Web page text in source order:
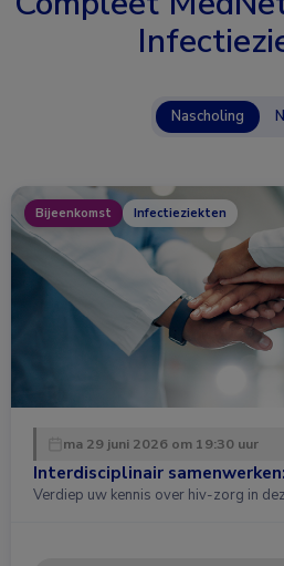
Nascholing
Bijeenkomst Infectieziekten
ma 29 juni 2026 om 19:30 uur
Interdisciplinair
Verdiep uw kennis over hiv-zorg in